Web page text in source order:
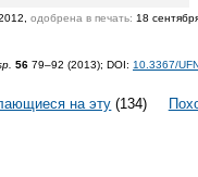
одобрена в печать: 18
56 79–92 (2013); DOI: 10.3367/
на эту (134)